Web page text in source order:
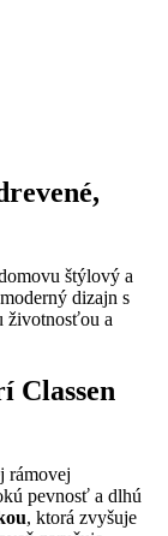
štýlový a
dizajn s
životnosťou a
Classen
rámovej
pevnosť a dlhú
, ktorá zvyšuje